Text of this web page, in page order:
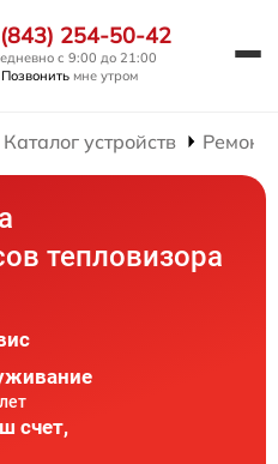
254-50-42
с 9:00 до 21:00
Позвонить мне утром
Каталог устройств Ремонт
тепловизора
счет,